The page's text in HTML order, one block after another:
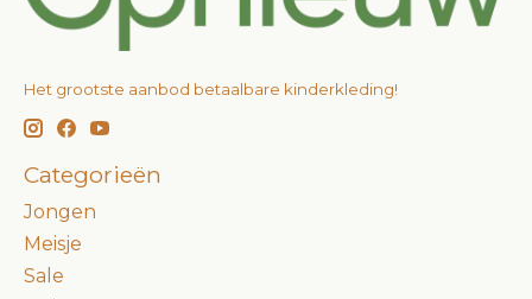
Het grootste aanbod betaalbare kinderkleding!
Categorieën
Jongen
Meisje
Sale